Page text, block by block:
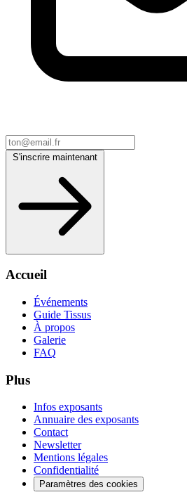
S'inscrire maintenant
Accueil
Événements
Guide Tissus
À propos
Galerie
FAQ
Plus
Infos exposants
Annuaire des exposants
Contact
Newsletter
Mentions légales
Confidentialité
Paramètres des cookies